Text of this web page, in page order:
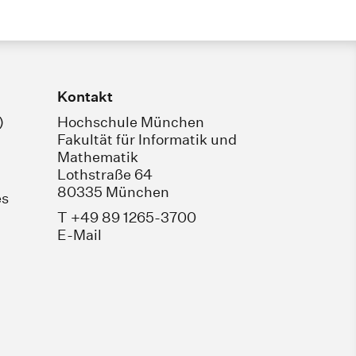
Kontakt
Hochschule München
Fakultät für Informatik und
Mathematik
Lothstraße 64
80335 München
T +49 89 1265-3700
E-Mail